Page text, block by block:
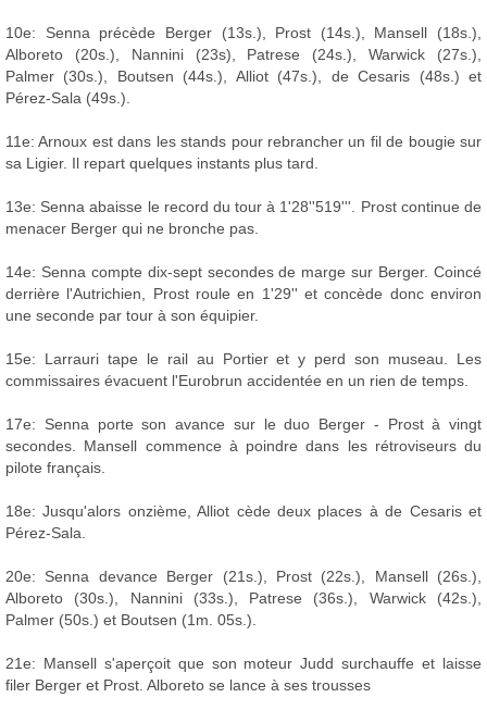
10e: Senna précède Berger (13s.), Prost (14s.), Mansell (18s.),
Alboreto (20s.), Nannini (23s), Patrese (24s.), Warwick (27s.),
Palmer (30s.), Boutsen (44s.), Alliot (47s.), de Cesaris (48s.) et
Pérez-Sala (49s.).
11e: Arnoux est dans les stands pour rebrancher un fil de bougie sur
sa Ligier. Il repart quelques instants plus tard.
13e: Senna abaisse le record du tour à 1'28''519'''. Prost continue de
menacer Berger qui ne bronche pas.
14e: Senna compte dix-sept secondes de marge sur Berger. Coincé
derrière l'Autrichien, Prost roule en 1'29'' et concède donc environ
une seconde par tour à son équipier.
15e: Larrauri tape le rail au Portier et y perd son museau. Les
commissaires évacuent l'Eurobrun accidentée en un rien de temps.
17e: Senna porte son avance sur le duo Berger - Prost à vingt
secondes. Mansell commence à poindre dans les rétroviseurs du
pilote français.
18e: Jusqu'alors onzième, Alliot cède deux places à de Cesaris et
Pérez-Sala.
20e: Senna devance Berger (21s.), Prost (22s.), Mansell (26s.),
Alboreto (30s.), Nannini (33s.), Patrese (36s.), Warwick (42s.),
Palmer (50s.) et Boutsen (1m. 05s.).
21e: Mansell s'aperçoit que son moteur Judd surchauffe et laisse
filer Berger et Prost. Alboreto se lance à ses trousses